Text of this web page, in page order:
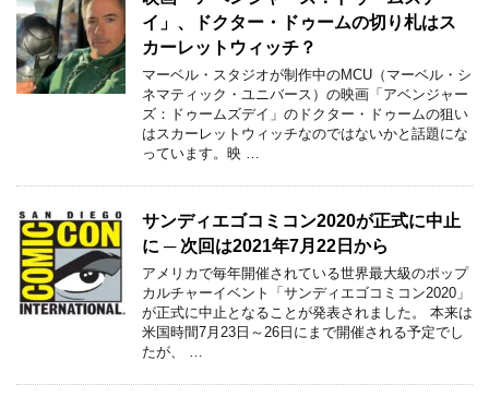
イ」、ドクター・ドゥームの切り札はス
カーレットウィッチ？
マーベル・スタジオが制作中のMCU（マーベル・シ
ネマティック・ユニバース）の映画「アベンジャー
ズ：ドゥームズデイ」のドクター・ドゥームの狙い
はスカーレットウィッチなのではないかと話題にな
っています。映 …
サンディエゴコミコン2020が正式に中止
に ─ 次回は2021年7月22日から
アメリカで毎年開催されている世界最大級のポップ
カルチャーイベント「サンディエゴコミコン2020」
が正式に中止となることが発表されました。 本来は
米国時間7月23日～26日にまで開催される予定でし
たが、 …